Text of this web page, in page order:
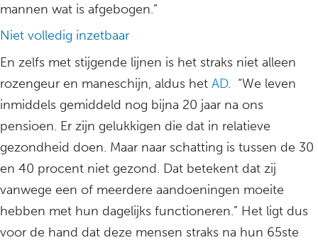
mannen wat is afgebogen.”
Niet volledig inzetbaar
En zelfs met stijgende lijnen is het straks niet alleen
rozengeur en maneschijn, aldus het AD. “We leven
inmiddels gemiddeld nog bijna 20 jaar na ons
pensioen. Er zijn gelukkigen die dat in relatieve
gezondheid doen. Maar naar schatting is tussen de 30
en 40 procent niet gezond. Dat betekent dat zij
vanwege een of meerdere aandoeningen moeite
hebben met hun dagelijks functioneren.” Het ligt dus
voor de hand dat deze mensen straks na hun 65ste